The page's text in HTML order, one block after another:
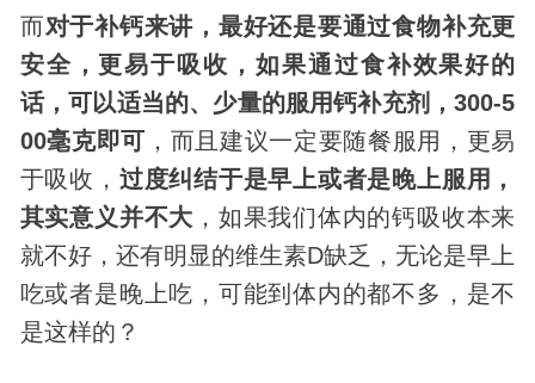
而对于补钙来讲，最好还是要通过食物补充更
安全，更易于吸收，如果通过食补效果好的
话，可以适当的、少量的服用钙补充剂，300-5
00毫克即可 ，而且建议一定要随餐服用，更易
于吸收， 过度纠结于是早上或者是晚上服用，
其实意义并不大 ，如果我们体内的钙吸收本来
就不好，还有明显的维生素D缺乏，无论是早上
吃或者是晚上吃，可能到体内的都不多，是不
是这样的？